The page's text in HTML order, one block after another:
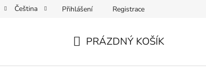
poukazy Dostupnost Obchodní podmínky
Čeština Přihlášení Registrace
PRÁZDNÝ KOŠÍK